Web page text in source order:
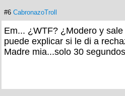
#6 CabronazoTroll
Em... ¿WTF? ¿Modero y
puede explicar si le di a
Madre mia...solo 30